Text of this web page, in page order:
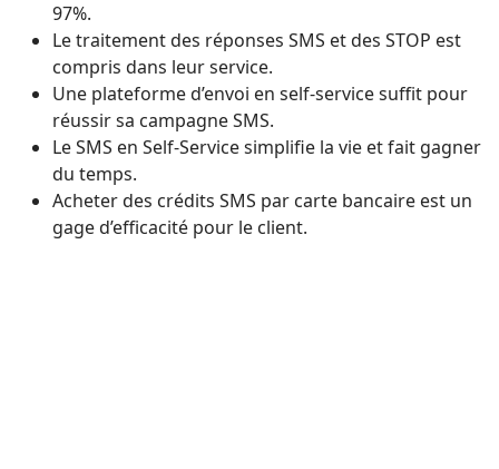
97%.
Le traitement des réponses SMS et des STOP est
compris dans leur service.
Une plateforme d’envoi en self-service suffit pour
réussir sa campagne SMS.
Le SMS en Self-Service simplifie la vie et fait gagner
du temps.
Acheter des crédits SMS par carte bancaire est un
gage d’efficacité pour le client.